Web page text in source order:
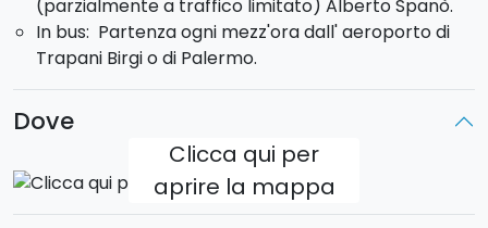
Pronti a tuffarvi nel blu?
(parzialmente a traffico limitato) Alberto Spanò.
In bus: Partenza ogni mezz'ora dall' aeroporto di
Trapani Birgi o di Palermo.
Dove
Clicca qui per
aprire la mappa